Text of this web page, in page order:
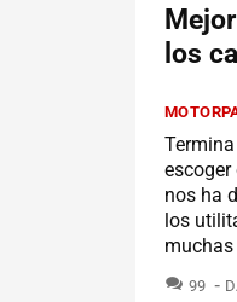
los
escoger
nos ha
los
muchas
99